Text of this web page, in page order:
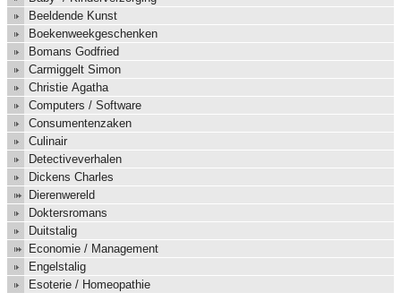
Beeldende Kunst
Boekenweekgeschenken
Bomans Godfried
Carmiggelt Simon
Christie Agatha
Computers / Software
Consumentenzaken
Culinair
Detectiveverhalen
Dickens Charles
Dierenwereld
Doktersromans
Duitstalig
Economie / Management
Engelstalig
Esoterie / Homeopathie